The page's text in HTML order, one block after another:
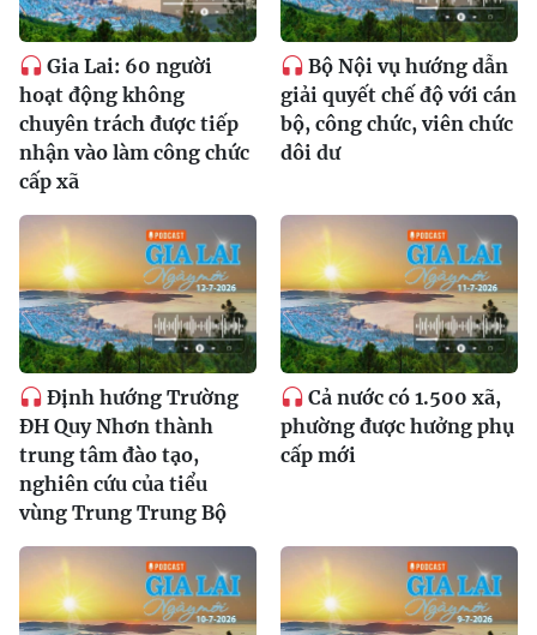
Gia Lai: 60 người
hoạt động không
chuyên trách được tiếp
nhận vào làm công chức
cấp xã
Bộ Nội vụ hướng dẫn
giải quyết chế độ với cán
bộ, công chức, viên chức
dôi dư
Định hướng Trường
ĐH Quy Nhơn thành
trung tâm đào tạo,
nghiên cứu của tiểu
vùng Trung Trung Bộ
Cả nước có 1.500 xã,
phường được hưởng phụ
cấp mới